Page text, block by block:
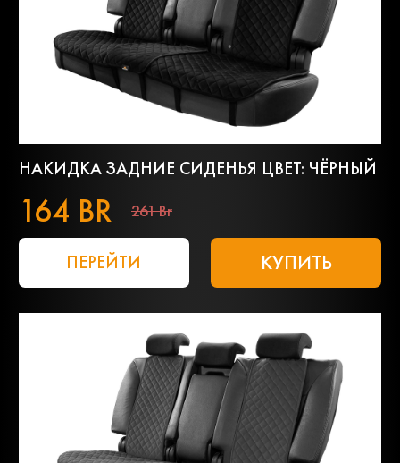
НАКИДКА ЗАДНИЕ СИДЕНЬЯ ЦВЕТ: ЧЁРНЫЙ
164 BR 261 Br
ПЕРЕЙТИ КУПИТЬ